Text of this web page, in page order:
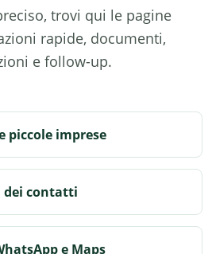
trovi qui le pagine
rapide, documenti,
e follow-up.
piccole imprese
dei contatti
e Maps